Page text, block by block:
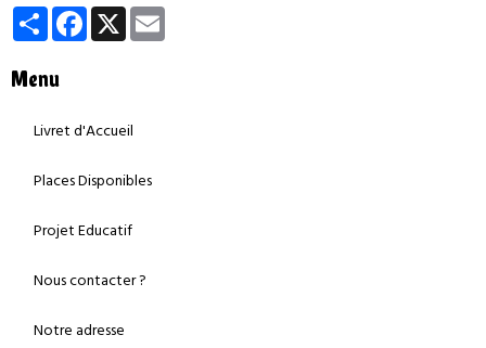
PartagerFacebook
X
Menu
Livret d'Accueil
Places Disponibles
Projet Educatif
Nous contacter ?
Notre adresse